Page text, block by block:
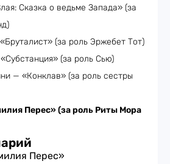
Сказка о ведьме Запада» (за
(за роль Эржебет Тот)
(за роль Сью)
— «Конклав» (за роль сестры
Перес» (за роль Риты Мора
Перес»